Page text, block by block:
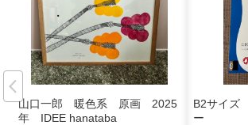
山口一郎 暖色系 原画 2025
年 IDEE hanataba
B2サイズ
ー